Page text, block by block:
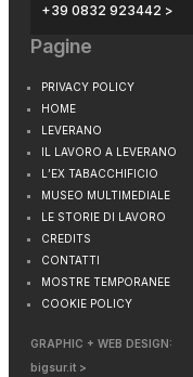
+39 0832 923442 >
Pagine
PRIVACY POLICY
HOME
LEVERANO
IL LAVORO A LEVERANO
L’EX TABACCHIFICIO
MUSEO MULTIMEDIALE
LE STORIE DI LAVORO
CREDITS
CONTATTI
MOSTRE TEMPORANEE
COOKIE POLICY
GRAPHIC + WEB DESIGN:
bigsur.it >